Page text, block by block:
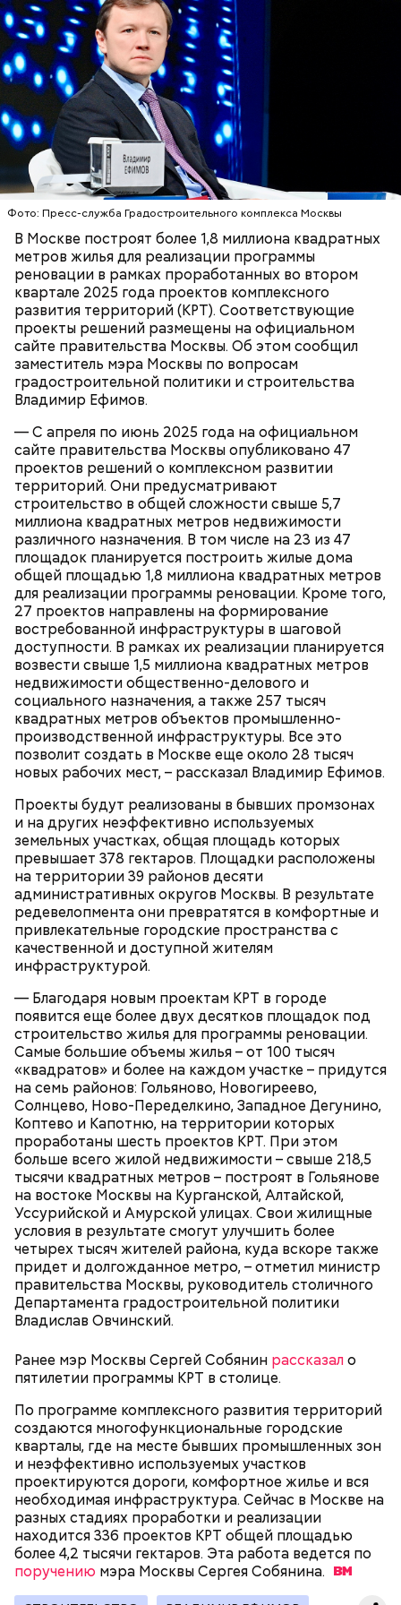
Фото: Пресс-служба Градостроительного комплекса Москвы
В Москве построят более 1,8 миллиона квадратных
метров жилья для реализации программы
реновации в рамках проработанных во втором
квартале 2025 года проектов комплексного
развития территорий (КРТ). Соответствующие
проекты решений размещены на официальном
сайте правительства Москвы. Об этом сообщил
заместитель мэра Москвы по вопросам
градостроительной политики и строительства
Владимир Ефимов.
— С апреля по июнь 2025 года на официальном
сайте правительства Москвы опубликовано 47
проектов решений о комплексном развитии
территорий. Они предусматривают
строительство в общей сложности свыше 5,7
миллиона квадратных метров недвижимости
различного назначения. В том числе на 23 из 47
площадок планируется построить жилые дома
общей площадью 1,8 миллиона квадратных метров
для реализации программы реновации. Кроме того,
27 проектов направлены на формирование
востребованной инфраструктуры в шаговой
доступности. В рамках их реализации планируется
возвести свыше 1,5 миллиона квадратных метров
недвижимости общественно-делового и
социального назначения, а также 257 тысяч
квадратных метров объектов промышленно-
производственной инфраструктуры. Все это
позволит создать в Москве еще около 28 тысяч
новых рабочих мест, – рассказал Владимир Ефимов.
Проекты будут реализованы в бывших промзонах
и на других неэффективно используемых
земельных участках, общая площадь которых
превышает 378 гектаров. Площадки расположены
на территории 39 районов десяти
административных округов Москвы. В результате
редевелопмента они превратятся в комфортные и
привлекательные городские пространства с
качественной и доступной жителям
инфраструктурой.
— Благодаря новым проектам КРТ в городе
появится еще более двух десятков площадок под
строительство жилья для программы реновации.
Самые большие объемы жилья – от 100 тысяч
«квадратов» и более на каждом участке – придутся
на семь районов: Гольяново, Новогиреево,
Солнцево, Ново-Переделкино, Западное Дегунино,
Коптево и Капотню, на территории которых
проработаны шесть проектов КРТ. При этом
больше всего жилой недвижимости – свыше 218,5
тысячи квадратных метров – построят в Гольянове
на востоке Москвы на Курганской, Алтайской,
Уссурийской и Амурской улицах. Свои жилищные
условия в результате смогут улучшить более
четырех тысяч жителей района, куда вскоре также
придет и долгожданное метро, – отметил министр
правительства Москвы, руководитель столичного
Департамента градостроительной политики
Владислав Овчинский.
Ранее мэр Москвы Сергей Собянин рассказало
пятилетии программы КРТ в столице.
По программе комплексного развития территорий
создаются многофункциональные городские
кварталы, где на месте бывших промышленных зон
и неэффективно используемых участков
проектируются дороги, комфортное жилье и вся
необходимая инфраструктура. Сейчас в Москве на
разных стадиях проработки и реализации
находится 336 проектов КРТ общей площадью
более 4,2 тысячи гектаров. Эта работа ведется по
поручению мэра Москвы СергеяСобянина.
На главной странице сайтаkarta.mos.ruможно
найти тематические подборки скидок и самые
выгодные предложения, которые доступны на
данный момент.
В разделе «Каталог» представлены все
предложения партнеров. В нем можно включить
сортировку по типам льготы, интересующим
товарам и услугам, брендам, станциям метро и
другим.
Также существует раздел «Стать партнером»,
который будет полезен представителям бизнеса. В
нем можно найти информацию о том, какие
преимущества дает предпринимателям участие в
программе лояльности. Там же можно заполнить и
отправить заявку на присоединение к ней.
Кто может получить карту москвича
Карту москвича могут получить следующие
категории граждан:
инвалиды и их семьи;
ветераны и их семьи;
получатели выплат на детей;
сироты и приемные родители;
пострадавшие от радиации;
бывшие узники концлагерей;
Герои России и СССР;
реабилитированные лица и члены их семей;
почетные доноры;
получатели жилищных субсидий.
Где проходит
Маршрут зеленого кольца проходит через:
Ботанический сад РАН;
ВДНХ;
Лосиный Остров;
Измайловский парк;
Кемеровский лесопарк;
Парк Кузьминки;
Парк 850-летия Москвы;
Братеевскую пойму;
Борисовские пруды;
Царицыно;
Битцевский лес;
Теплый Стан;
Парк победы;
Долину реки Сетунь;
Парк Фили;
Парк Покровское-Стрешнево;
Тимирязевский парк.
Карта маршрута
Фото: Пресс-служба ЦОДД
Обеспечение комфорта и
безопасности
Для комфорта горожан и гостей столицы в этом
сезоне также планируется улучшить велопарковки
для самокатов и велосипедов, сообщили «ВМ» в
пресс-службе:
В Большом Гнездниковском переулке Мастер
впервые увидел Маргариту с букетом мимоз в
руках. Именно здесь в доме № 10, где было
московское отделение газеты «Накануне», работал
сборнике писателя «Дьяволиада» и очерке «Сорок
сороков».
Исследователи считают, что в Большом
Гнездниковском переулке Михаил Булгаков
впервые увидел Елену Шиловскую. Она была его
третьей женой и хранительницей литературного
наследия писателя. Они познакомились в доме №
10, когда были в гостях у общих друзей. Они сразу
влюбились друг в друга, несмотря на то, что оба на
тот момент состояли в браке.
Дом Грибоедова
В романе «Мастер и Маргарита» объединение
Михаил Берлиоз, находится в двухэтажном
старинном доме. Прообразом стал Дом Герцена на
Тверском бульваре, 25. В 1920-х годах здесь было
несколько литературных организаций —
Российская ассоциация пролетарских писателей и
Московская ассоциация пролетарских писателей.
Сегодня здесь располагается Литературный
институт имени Максима Горького.
На открытой веранде здания находился ресторан.
На доме на Тверском бульваре также был модный
ресторан Клуба театральных работников, пройти в
него можно было только по пропускам. Летом его
открывали в саду у дома.